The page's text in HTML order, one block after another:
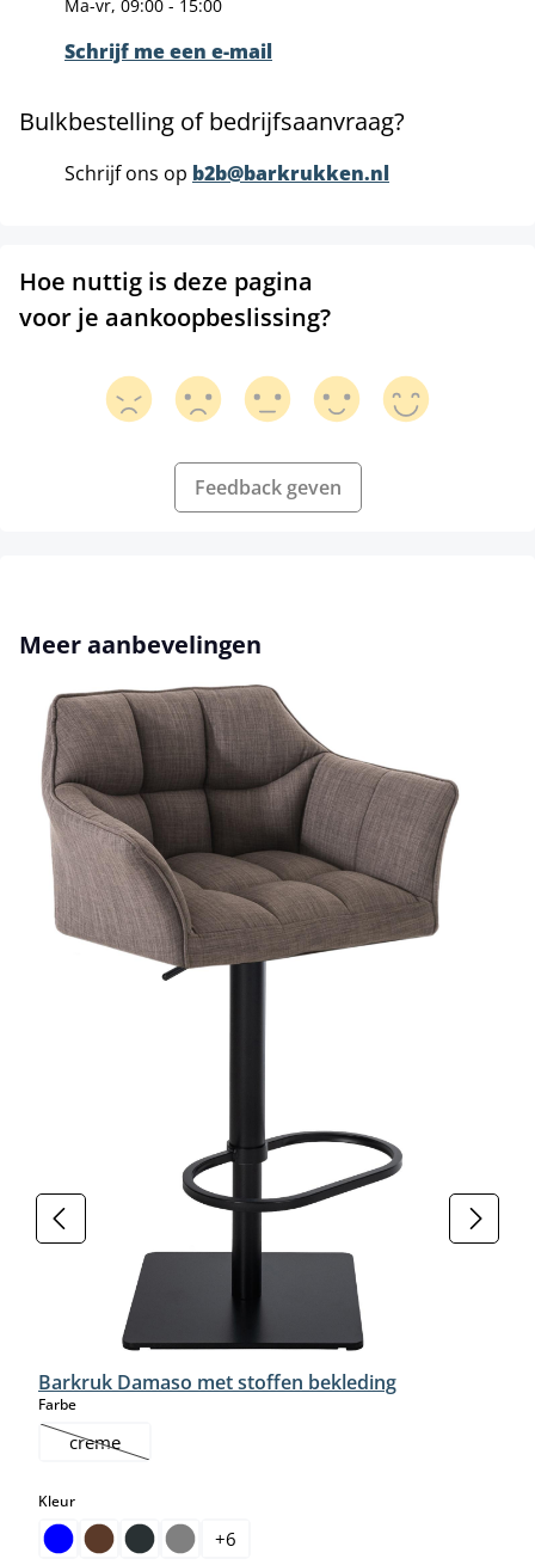
Ma-vr, 09:00 - 15:00
Schrijf me een e-mail
Bulkbestelling of bedrijfsaanvraag?
Schrijf ons op b2b@barkrukken.nl
Hoe nuttig is deze pagina
voor je aankoopbeslissing?
Feedback geven
Productgalerij overslaan
Meer aanbevelingen
Barkruk Damaso met stoffen bekleding
Farbeselect
creme
(Deze optie is momenteel niet beschikbaar.)
Kleurselect
+6